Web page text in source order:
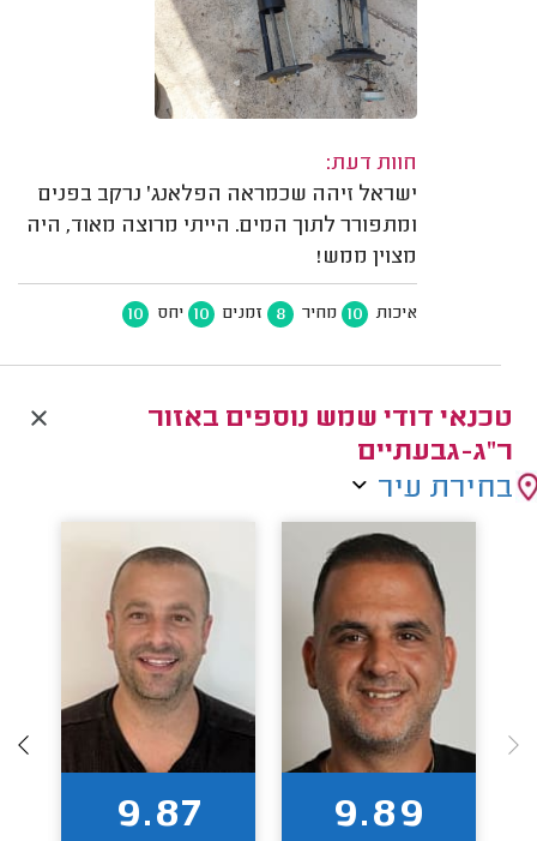
חוות דעת:
ישראל זיהה שכמראה הפלאנג' נרקב בפנים
ומתפורר לתוך המים. הייתי מרוצה מאוד, היה
מצוין ממש!
איכות 10 מחיר 8 זמנים 10 יחס 10
טכנאי דודי שמש נוספים באזור
ר"ג-גבעתיים
בחירת עיר
9.89
9.87